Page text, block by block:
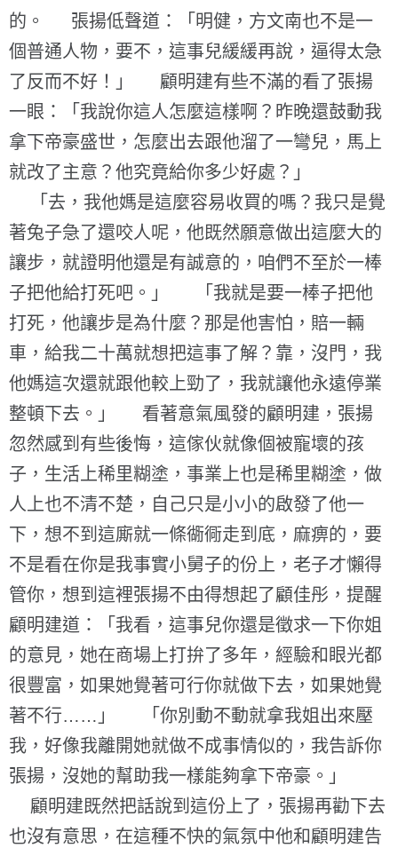
的。 張揚低聲道：「明健，方文南也不是一
個普通人物，要不，這事兒緩緩再說，逼得太急
了反而不好！」 顧明建有些不滿的看了張揚
一眼：「我說你這人怎麼這樣啊？昨晚還鼓動我
拿下帝豪盛世，怎麼出去跟他溜了一彎兒，馬上
就改了主意？他究竟給你多少好處？」
「去，我他媽是這麼容易收買的嗎？我只是覺
著兔子急了還咬人呢，他既然願意做出這麼大的
讓步，就證明他還是有誠意的，咱們不至於一棒
子把他給打死吧。」 「我就是要一棒子把他
打死，他讓步是為什麼？那是他害怕，賠一輛
車，給我二十萬就想把這事了解？靠，沒門，我
他媽這次還就跟他較上勁了，我就讓他永遠停業
整頓下去。」 看著意氣風發的顧明建，張揚
忽然感到有些後悔，這傢伙就像個被寵壞的孩
子，生活上稀里糊塗，事業上也是稀里糊塗，做
人上也不清不楚，自己只是小小的啟發了他一
下，想不到這廝就一條衚衕走到底，麻痹的，要
不是看在你是我事實小舅子的份上，老子才懶得
管你，想到這裡張揚不由得想起了顧佳彤，提醒
顧明建道：「我看，這事兒你還是徵求一下你姐
的意見，她在商場上打拚了多年，經驗和眼光都
很豐富，如果她覺著可行你就做下去，如果她覺
著不行……」 「你別動不動就拿我姐出來壓
我，好像我離開她就做不成事情似的，我告訴你
張揚，沒她的幫助我一樣能夠拿下帝豪。」
顧明建既然把話說到這份上了，張揚再勸下去
也沒有意思，在這種不快的氣氛中他和顧明建告